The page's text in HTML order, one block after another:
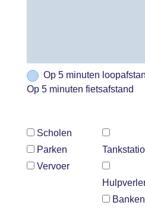
Op 5 minuten
Op 5 minuten fietsafstand
Scholen
Parken
Vervoer
Banken